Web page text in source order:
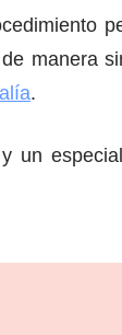
manera
.
y un